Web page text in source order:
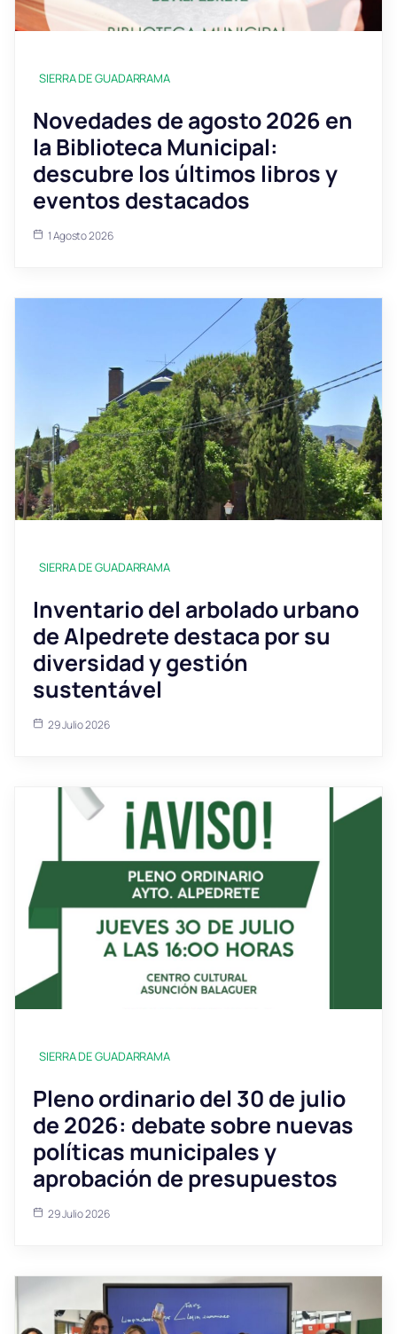
SIERRA DE GUADARRAMA
Novedades de agosto 2026 en
la Biblioteca Municipal:
descubre los últimos libros y
eventos destacados
1 Agosto 2026
SIERRA DE GUADARRAMA
Inventario del arbolado urbano
de Alpedrete destaca por su
diversidad y gestión
sustentável
29 Julio 2026
SIERRA DE GUADARRAMA
Pleno ordinario del 30 de julio
de 2026: debate sobre nuevas
políticas municipales y
aprobación de presupuestos
29 Julio 2026